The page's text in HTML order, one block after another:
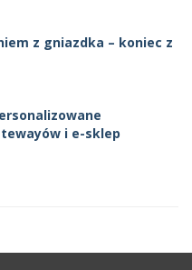
z gniazdka – koniec z
i e-sklep